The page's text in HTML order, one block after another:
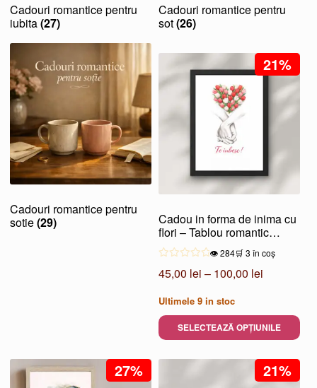
Cadouri romantice pentru
iubita(27)
Cadouri romantice pentru
sot(26)
Cadouri romantice pentru
sotie(29)
21%
Cadou in forma de inima cu
flori – Tablou romantic
simbolic
👁️ 284🛒 3 în coș
45,00 lei – 100,00 lei
45,00 lei
până
la
100,00 lei
Ultimele 9 in stoc
SELECTEAZĂ OPȚIUNILE
27% 21%